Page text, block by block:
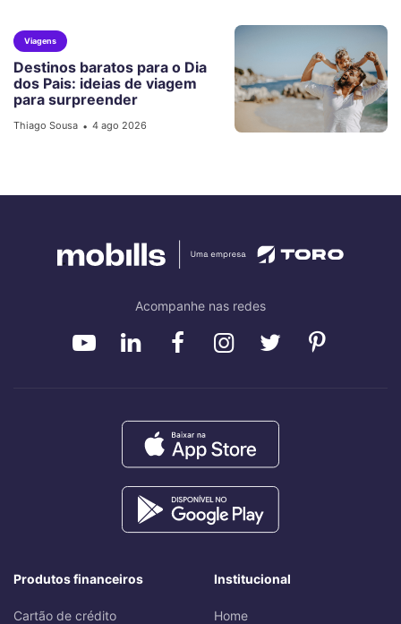
Viagens
Destinos baratos para o Dia
dos Pais: ideias de viagem
para surpreender
Thiago Sousa • 4 ago 2026
Acompanhe nas redes
Produtos financeiros
Cartão de crédito
Institucional
Home